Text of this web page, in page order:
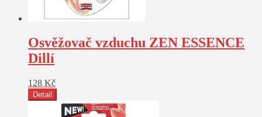
Osvěžovač vzduchu ZEN ESSENCE
Dillí
128 Kč
Detail